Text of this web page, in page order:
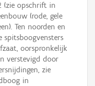
(zie opschrift in
(rode, gele
Ten noorden en
spitsboogvensters
oorspronkelijk
verstevigd door
zie
in